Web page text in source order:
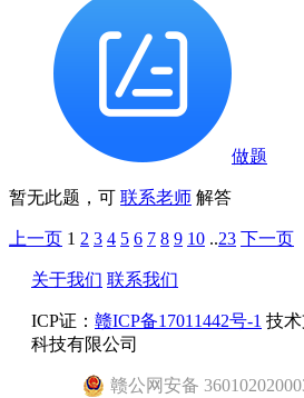
做题
暂无此题，可 联系老师 解答
上一页 1 2 3 4 5 6 7 8 9 10 ..23 下一页
关于我们 联系我们
ICP证： 赣ICP备17011442号-1 技
科技有限公司
赣公网安备